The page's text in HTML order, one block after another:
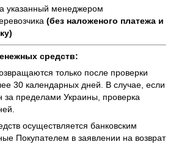
указанный менеджером
(без наложеного платежа и
средств:
только после проверки
30 календарных дней. В случае, если
за пределами Украины, проверка
осуществляется банковским
Покупателем в заявлении на возврат